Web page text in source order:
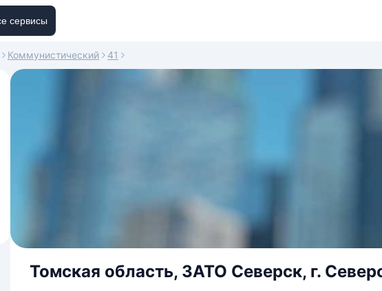
сервисы
Коммунистический 41
Томская область, ЗАТО Северск, г.